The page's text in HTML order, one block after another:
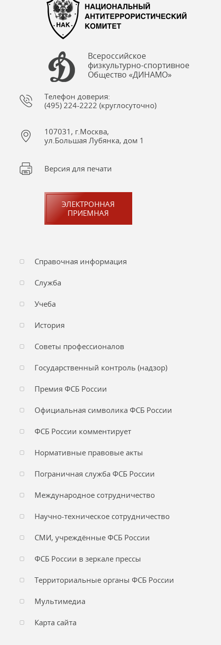
Всероссийское
физкультурно-спортивное
Общество «ДИНАМО»
Телефон доверия:
(495) 224-2222 (круглосуточно)
107031, г.Москва,
ул.Большая Лубянка, дом 1
Версия для печати
ЭЛЕКТРОННАЯ
ПРИЕМНАЯ
Справочная информация
Служба
Учеба
История
Советы профессионалов
Государственный контроль (надзор)
Премия ФСБ России
Официальная символика ФСБ России
ФСБ России комментирует
Нормативные правовые акты
Пограничная служба ФСБ России
Международное сотрудничество
Научно-техническое сотрудничество
СМИ, учреждённые ФСБ России
ФСБ России в зеркале прессы
Территориальные органы ФСБ России
Мультимедиа
Карта сайта